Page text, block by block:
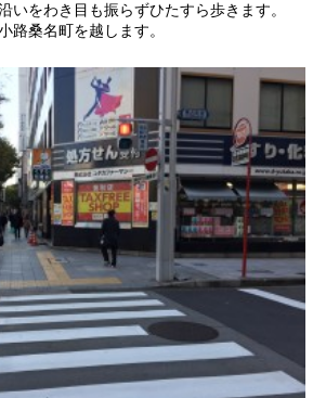
いをわき目も振らずひたすら歩きます。
路桑名町を越します。